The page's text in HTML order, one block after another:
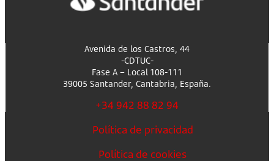
Avenida de los Castros, 44
-CDTUC-
Fase A – Local 108-111
39005 Santander, Cantabria, España.
+34 942 88 82 94
Política de privacidad
Política de cookies